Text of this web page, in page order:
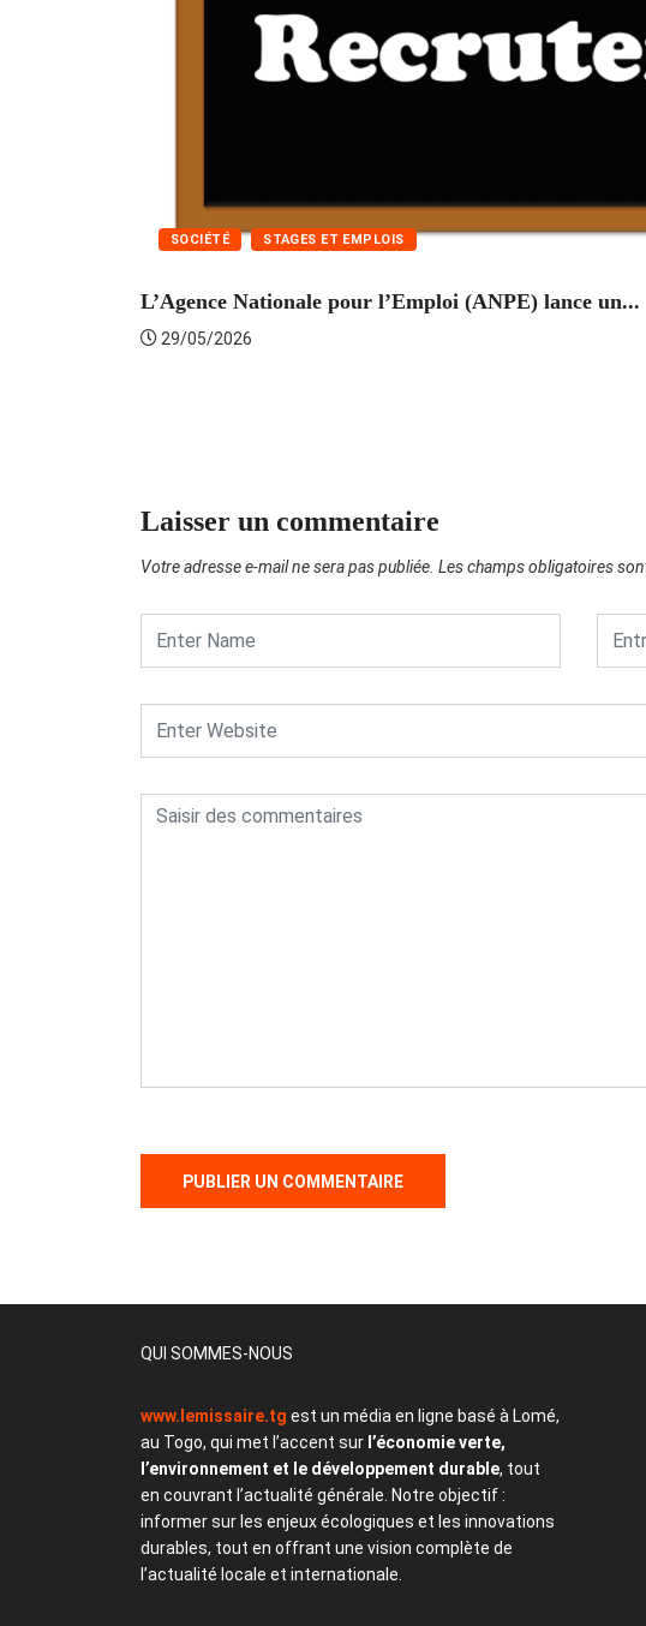
SOCIÉTÉ STAGES ET EMPLOIS
L’Agence Nationale pour l’Emploi (ANPE) lance un...
29/05/2026
Laisser un commentaire
Votre adresse e-mail ne sera pas publiée. Les champs obligatoires
QUI SOMMES-NOUS
www.lemissaire.tg est un média en ligne basé à Lomé,
au Togo, qui met l’accent sur l’économie verte,
l’environnement et le développement durable, tout
en couvrant l’actualité générale. Notre objectif :
informer sur les enjeux écologiques et les innovations
durables, tout en offrant une vision complète de
l’actualité locale et internationale.